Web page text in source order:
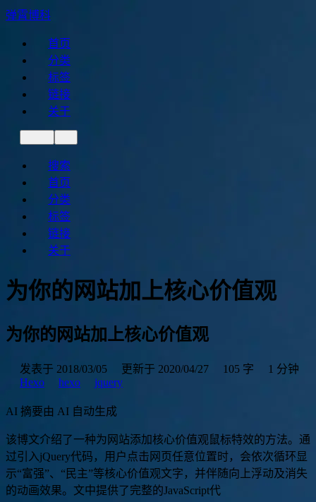
弹霄博科
首页
分类
标签
链接
关于
搜索
首页
分类
标签
链接
关于
为你的网站加上核心价值观
为你的网站加上核心价值观
发表于 2018/03/05 更新于 2020/04/27 105 字
1 分钟
Hexo
hexo jquery
AI 摘要由 AI 自动生成
该博文介绍了一种为 网 站添加核心价值观鼠标特效的方法。 通
过引 入jQuery代码 ， 用 户 点击 网 页任意位置时， 会依次循环显
示“富强”、 “民主”等核心价值观文字 ， 并伴随向 上浮动及消失
的动画效果。 文中提供了完整的JavaScript代